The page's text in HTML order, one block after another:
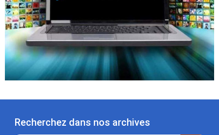
Recherchez dans nos archives